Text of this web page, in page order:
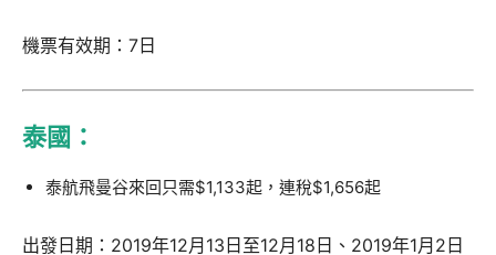
機票有效期：7日
泰國：
泰航飛曼谷來回只需$1,133起，連稅$1,656起
出發日期：2019年12月13日至12月18日、2019年1月2日